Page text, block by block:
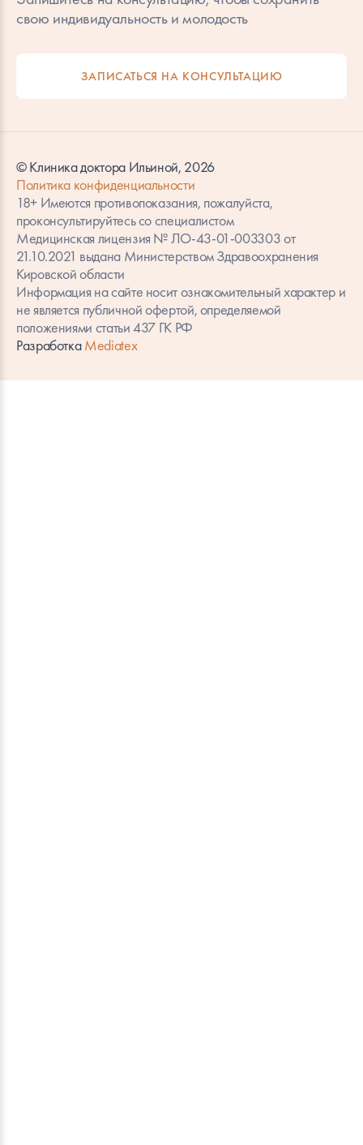
свою индивидуальность и молодость
ЗАПИСАТЬСЯ НА КОНСУЛЬТАЦИЮ
© Клиника доктора Ильиной, 2026
Политика конфиденциальности
18+ Имеются противопоказания, пожалуйста,
проконсультируйтесь со специалистом
Медицинская лицензия № ЛО-43-01-003303 от
21.10.2021 выдана Министерством Здравоохранения
Кировской области
Информация на сайте носит ознакомительный характер и
не является публичной офертой, определяемой
положениями статьи 437 ГК РФ
РазработкаMediatex